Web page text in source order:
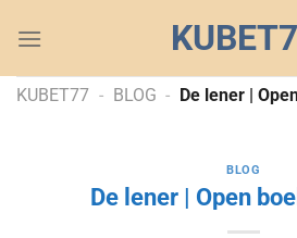
đến
dungKUBET77 - BLOG - De lener |
BLOG
De lener | Open